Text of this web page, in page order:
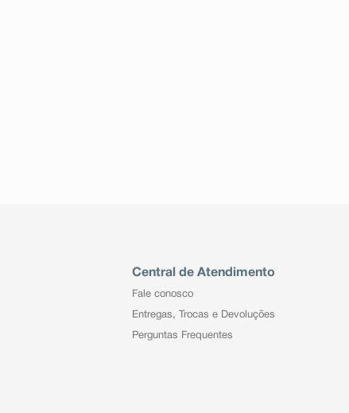
Central de Atendimento
Fale conosco
Entregas, Trocas e Devoluções
Perguntas Frequentes